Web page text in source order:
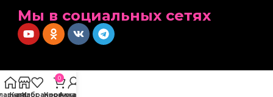
Мы в социальных сетях
Каталог
Избранное
0
Корзина
Аккаунт